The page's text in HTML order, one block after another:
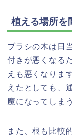
植える場所を
ブラシの木は日
付きが悪くなる
えも悪くなりま
えたとしても、
魔になってしま
また、根も比較